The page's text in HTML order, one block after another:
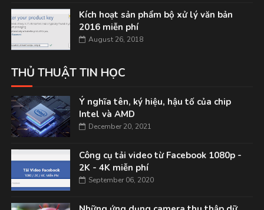
Kích hoạt sản phẩm bộ xử lý văn bản
2016 miễn phí
August 26, 2018
THỦ THUẬT TIN HỌC
Ý nghĩa tên, ký hiệu, hậu tố của chip
Intel và AMD
December 20, 2021
Công cụ tải video từ Facebook 1080p -
2K - 4K miễn phí
September 06, 2020